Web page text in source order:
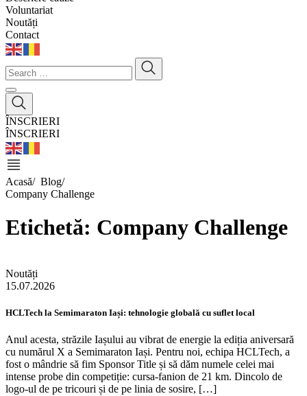
Voluntariat
Noutăți
Contact
…
ÎNSCRIERI
ÎNSCRIERI
Acasă/ Blog/
Company Challenge
Etichetă: Company Challenge
Noutăți
15.07.2026
HCLTech la Semimaraton Iași: tehnologie globală cu suflet local
Anul acesta, străzile Iașului au vibrat de energie la ediția aniversară
cu numărul X a Semimaraton Iași. Pentru noi, echipa HCLTech, a
fost o mândrie să fim Sponsor Title și să dăm numele celei mai
intense probe din competiție: cursa-fanion de 21 km. Dincolo de
logo-ul de pe tricouri și de pe linia de sosire, […]